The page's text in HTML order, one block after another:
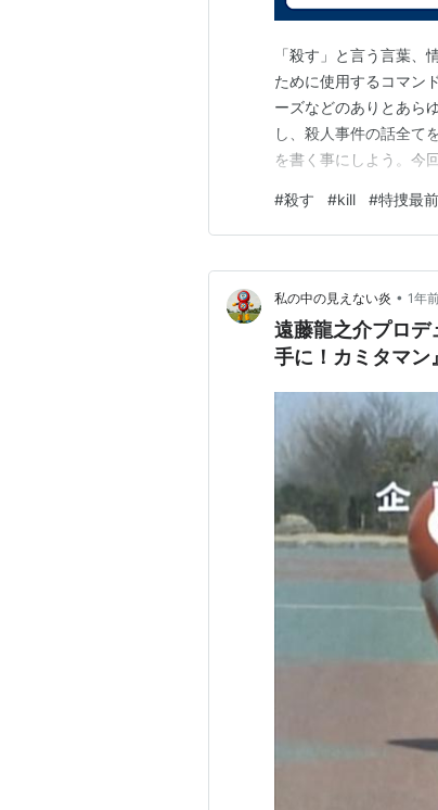
「殺す」と言う言葉
ために使用するコマン
ーズなどのありとあら
し、殺人事件の話全て
を書く事にしよう。今
う布陣で制作された話
てしまったけれど、本
#殺す #kill #特捜最
私の中の見えない炎 • 1年
遠藤龍之介プロデ
手に！カミタマン